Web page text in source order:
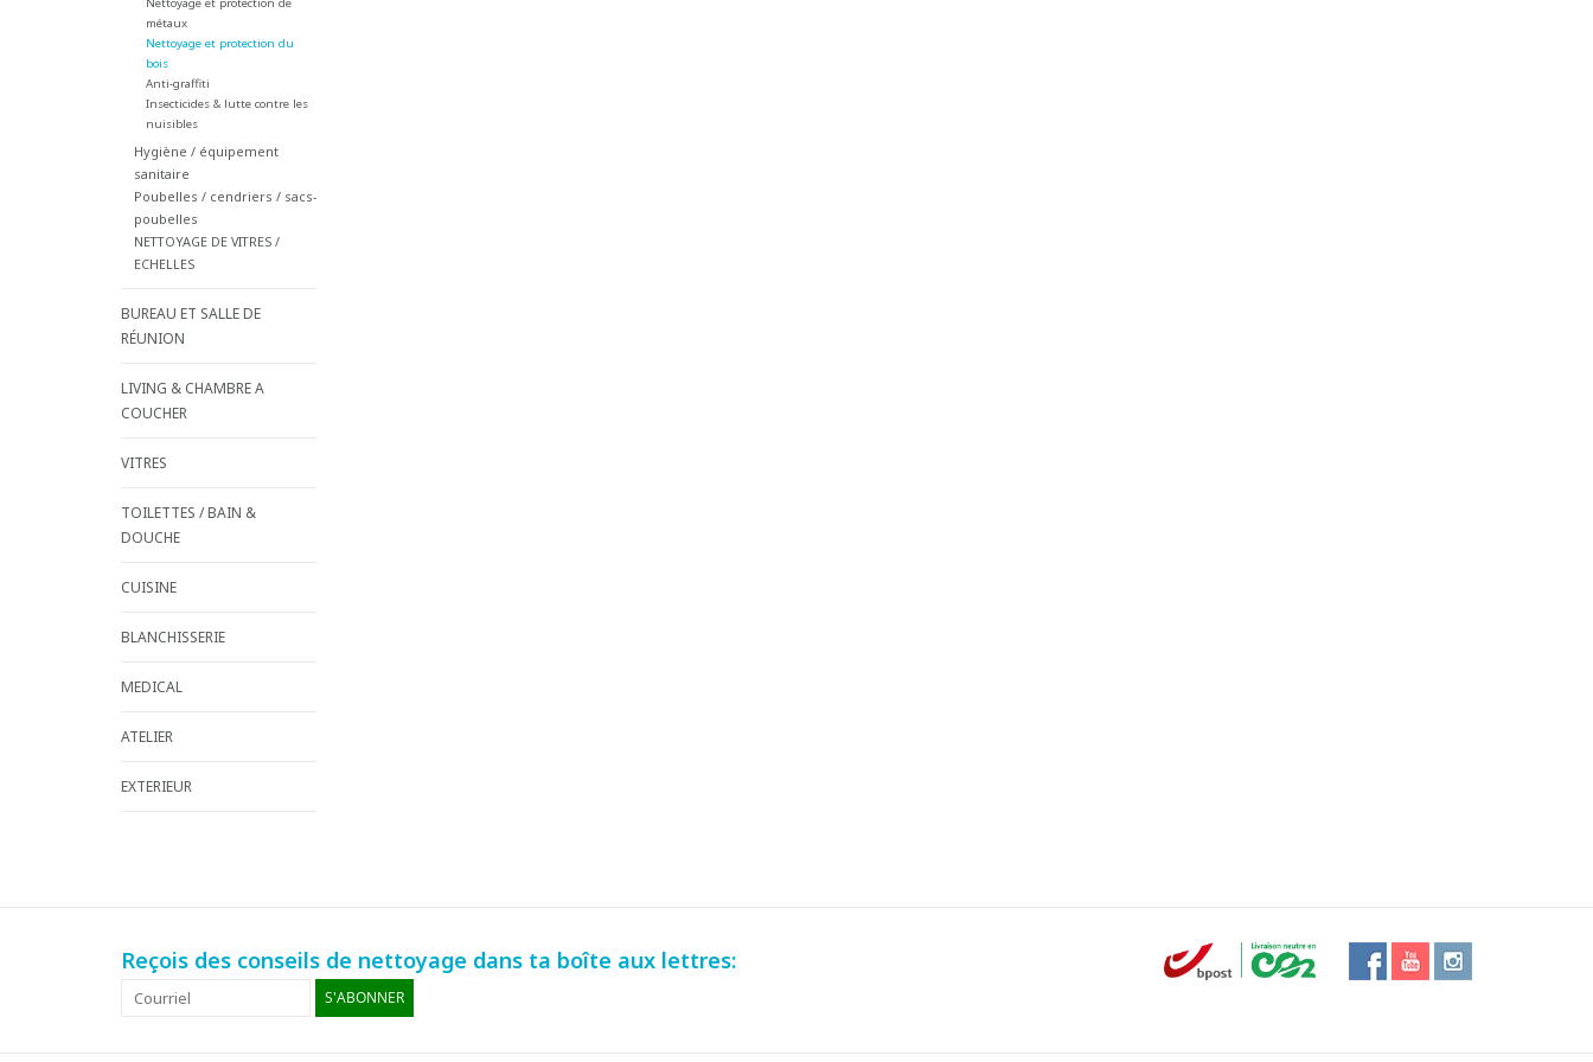
métaux
Nettoyage et protection du
bois
Anti-graffiti
Insecticides & lutte contre les
nuisibles
Hygiène / équipement
sanitaire
Poubelles / cendriers / sacs-
poubelles
NETTOYAGE DE VITRES /
ECHELLES
BUREAU ET SALLE DE
RÉUNION
LIVING & CHAMBRE A
COUCHER
VITRES
TOILETTES / BAIN &
DOUCHE
CUISINE
BLANCHISSERIE
MEDICAL
ATELIER
EXTERIEUR
Reçois des conseils de nettoyage dans ta boîte aux lettres:
S'ABONNER